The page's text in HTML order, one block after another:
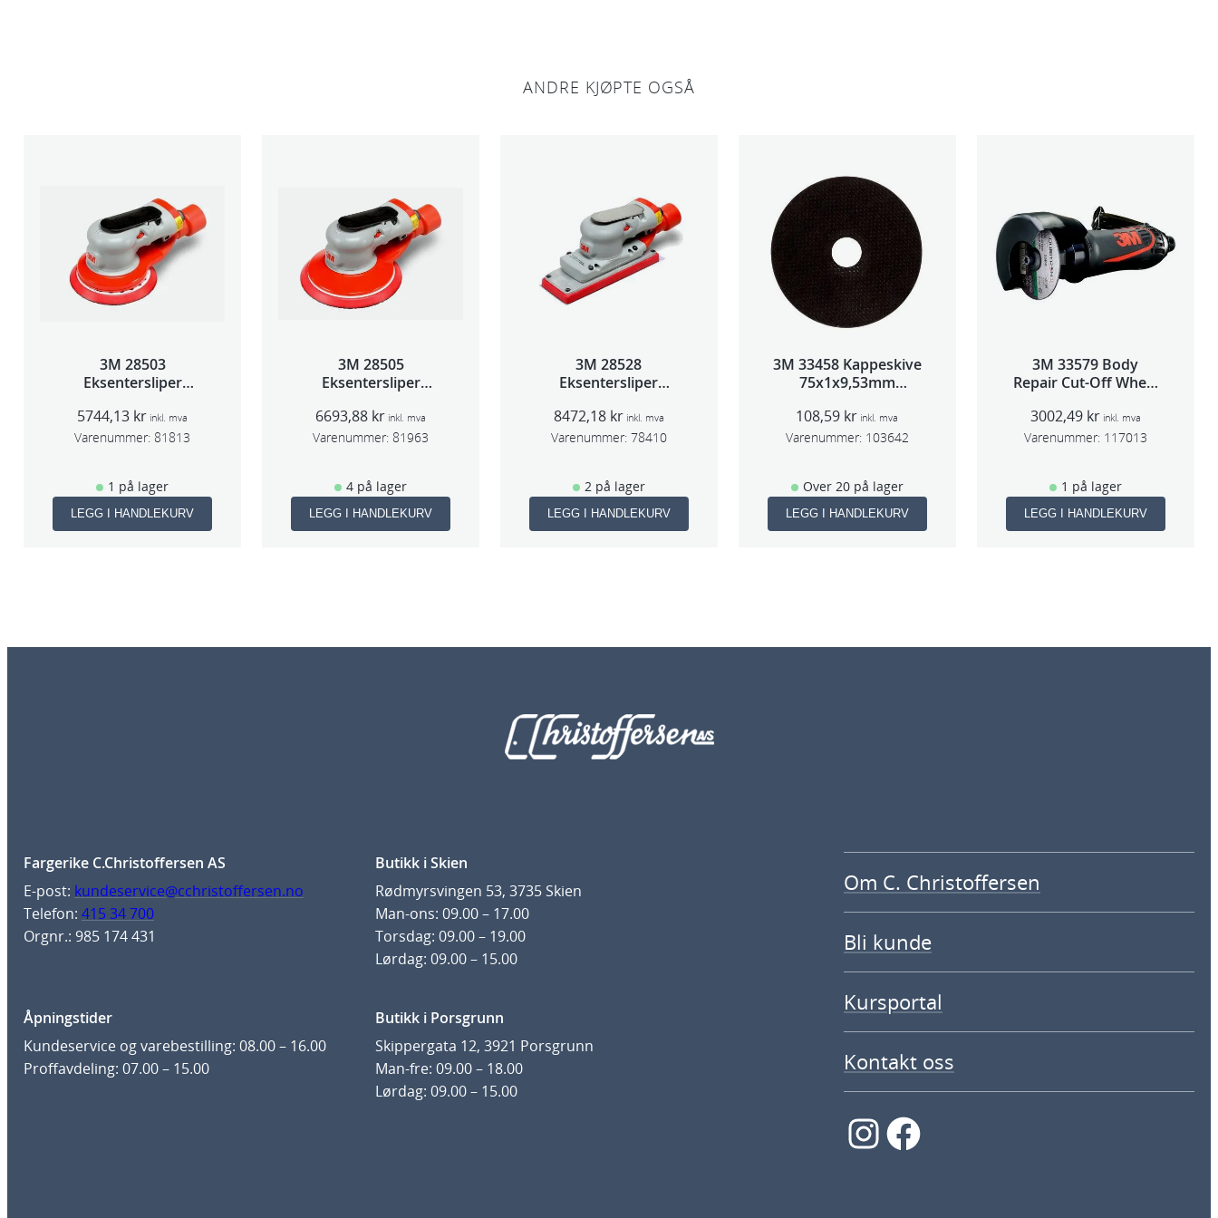
ANDRE KJØPTE OGSÅ
3M 28503
Eksentersliper
slag 75mm
5744,13 kr inkl. mva
Varenummer: 81813
1 på lager
LEGG I HANDLEKURV
3M 28505
Eksentersliper
slag 75mm
6693,88 kr inkl. mva
Varenummer: 81963
4 på lager
LEGG I HANDLEKURV
3M 28528
Eksentersliper
slag 70×198
8472,18 kr inkl. mva
Varenummer: 78410
2 på lager
LEGG I HANDLEKURV
3M 33458 Kappeskive
75x1x9,53mm
108,59 kr inkl. mva
Varenummer: 103642
Over 20 på lager
LEGG I HANDLEKURV
3M 33579 Body
Repair Cut-Off Wheel
3002,49 kr inkl. mva
Varenummer: 117013
1 på lager
LEGG I HANDLEKURV
Fargerike C.Christoffersen AS
E-post: kundeservice@cchristoffersen.no
Telefon: 415 34 700
Orgnr.: 985 174 431
Butikk i Skien
Rødmyrsvingen 53, 3735 Skien
Man-ons: 09.00 – 17.00
Torsdag: 09.00 – 19.00
Lørdag: 09.00 – 15.00
Åpningstider
Kundeservice og varebestilling: 08.00 – 16.00
Proffavdeling: 07.00 – 15.00
Butikk i Porsgrunn
Skippergata 12, 3921 Porsgrunn
Man-fre: 09.00 – 18.00
Lørdag: 09.00 – 15.00
Om C. Christoffersen
Bli kunde
Kursportal
Kontakt oss
InstagramFacebook